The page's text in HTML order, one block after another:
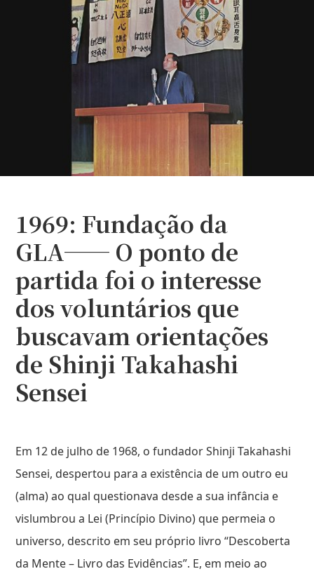
1969: Fundação da
GLA── O ponto de
partida foi o interesse
dos voluntários que
buscavam orientações
de Shinji Takahashi
Sensei
Em 12 de julho de 1968, o fundador Shinji Takahashi
Sensei, despertou para a existência de um outro eu
(alma) ao qual questionava desde a sua infância e
vislumbrou a Lei (Princípio Divino) que permeia o
universo, descrito em seu próprio livro “Descoberta
da Mente – Livro das Evidências”. E, em meio ao